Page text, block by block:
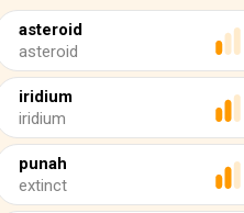
asteroid
asteroid
iridium
iridium
punah
extinct